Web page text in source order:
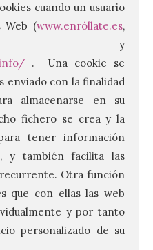
cuando un usuario
Web (www.enróllate.es,
. Una cookie se
enviado con la finalidad
almacenarse en su
fichero se crea y la
tener información
y también facilita las
Otra función
que con ellas las web
y por tanto
personalizado de su